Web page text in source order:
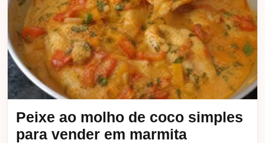
Peixe ao molho de coco simples
para vender em marmita